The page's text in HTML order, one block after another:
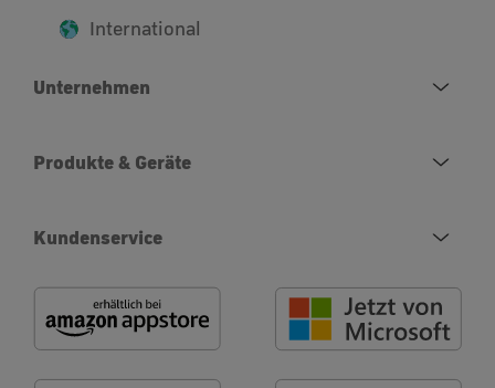
International
Unternehmen
Produkte & Geräte
Kundenservice